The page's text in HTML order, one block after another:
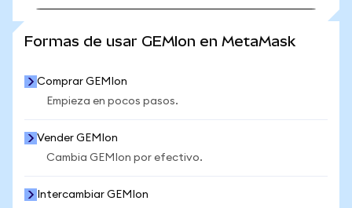
Formas de usar GEMIon en MetaMask
Comprar GEMIon
Empieza en pocos pasos.
Vender GEMIon
Cambia GEMIon por efectivo.
Intercambiar GEMIon